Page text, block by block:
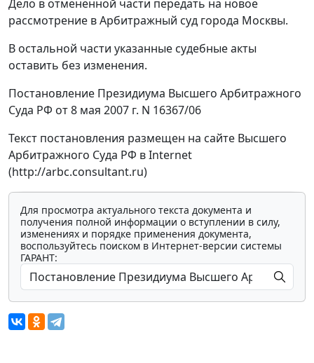
Дело в отмененной части передать на новое
рассмотрение в Арбитражный суд города Москвы.
В остальной части указанные судебные акты
оставить без изменения.
Постановление Президиума Высшего Арбитражного
Суда РФ от 8 мая 2007 г. N 16367/06
Текст постановления размещен на сайте Высшего
Арбитражного Суда РФ в Internet
(http://arbc.consultant.ru)
Для просмотра актуального текста документа и
получения полной информации о вступлении в силу,
изменениях и порядке применения документа,
воспользуйтесь поиском в Интернет-версии системы
ГАРАНТ: